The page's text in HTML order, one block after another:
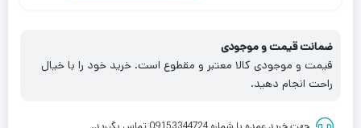
پی-
لینک
مدل
ضمانت قیمت و موجودی
قیمت و موجودی کالا معتبر و مقطوع است. خرید خود را با خیال
راحت انجام دهید.